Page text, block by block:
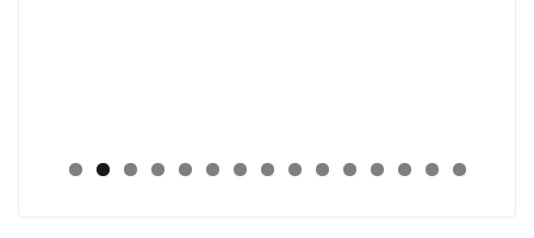
0 1 2 3 4 5